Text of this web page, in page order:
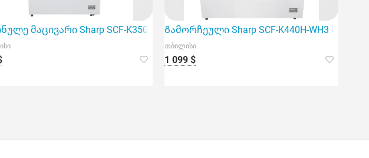
არჩევანია სახლისათვის. ეს მოწყობილობა გამოირჩევა DEF
მაცივარი Sharp SCF-K350H-WH3Გამორჩეული Sharp SCF-K440H-WH3
თბილისი
1 099 $